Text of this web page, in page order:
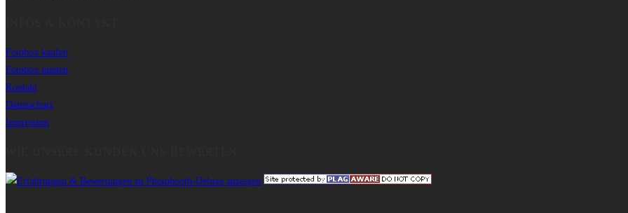
Fotobox kaufen
Fotobox mieten
Kontakt
Datenschutz
Impressum